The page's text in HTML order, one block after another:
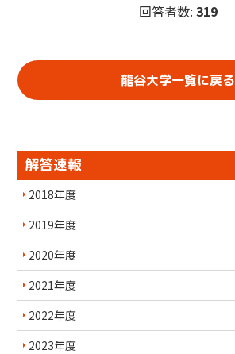
回答者数: 319
龍谷大学一覧に戻る
解答速報
2018年度
2019年度
2020年度
2021年度
2022年度
2023年度